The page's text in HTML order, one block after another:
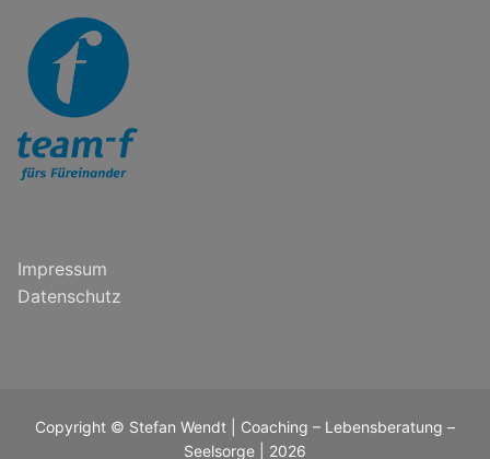
Impressum
Datenschutz
Copyright © Stefan Wendt | Coaching – Lebensberatung –
Seelsorge | 2026